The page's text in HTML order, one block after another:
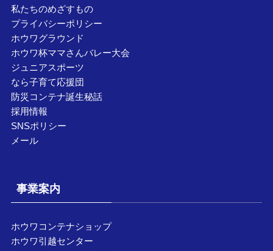
私たちのめざすもの
プライバシーポリシー
ホウワグラウンド
ホウワ杯ママさんバレー大会
ジュニアスポーツ
なら子育て応援団
防災コンテナ誕生秘話
採用情報
SNSポリシー
メール
事業案内
ホウワコンテナショップ
ホウワ引越センター